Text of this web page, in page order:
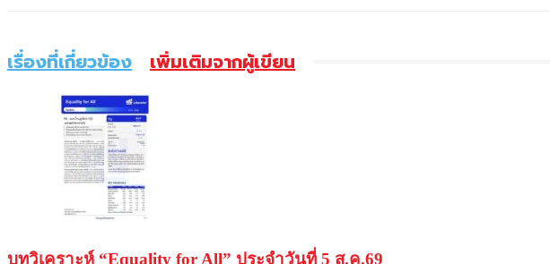
เรื่องที่เกี่ยวข้อง เพิ่มเติมจากผู้เขียน
บทวิเคราะห์ “Equality for All” ประจำวันที่ 5 ส.ค.69